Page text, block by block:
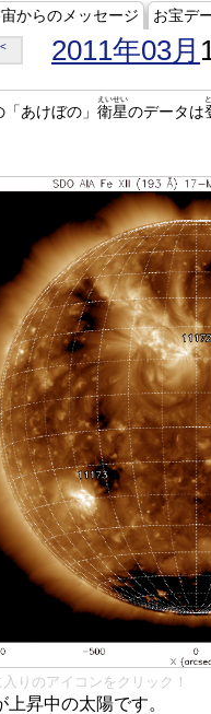
からのメッセージ お宝デ
< 2011年03月
「あけぼの」 衛星
えいせい
のデータは
りのアイコンをクリック！
上昇中の太陽です。